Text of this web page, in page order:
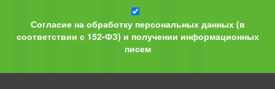
Согласие на обработку персональных данных (в
соответствии с 152-ФЗ) и получении информационных
писем